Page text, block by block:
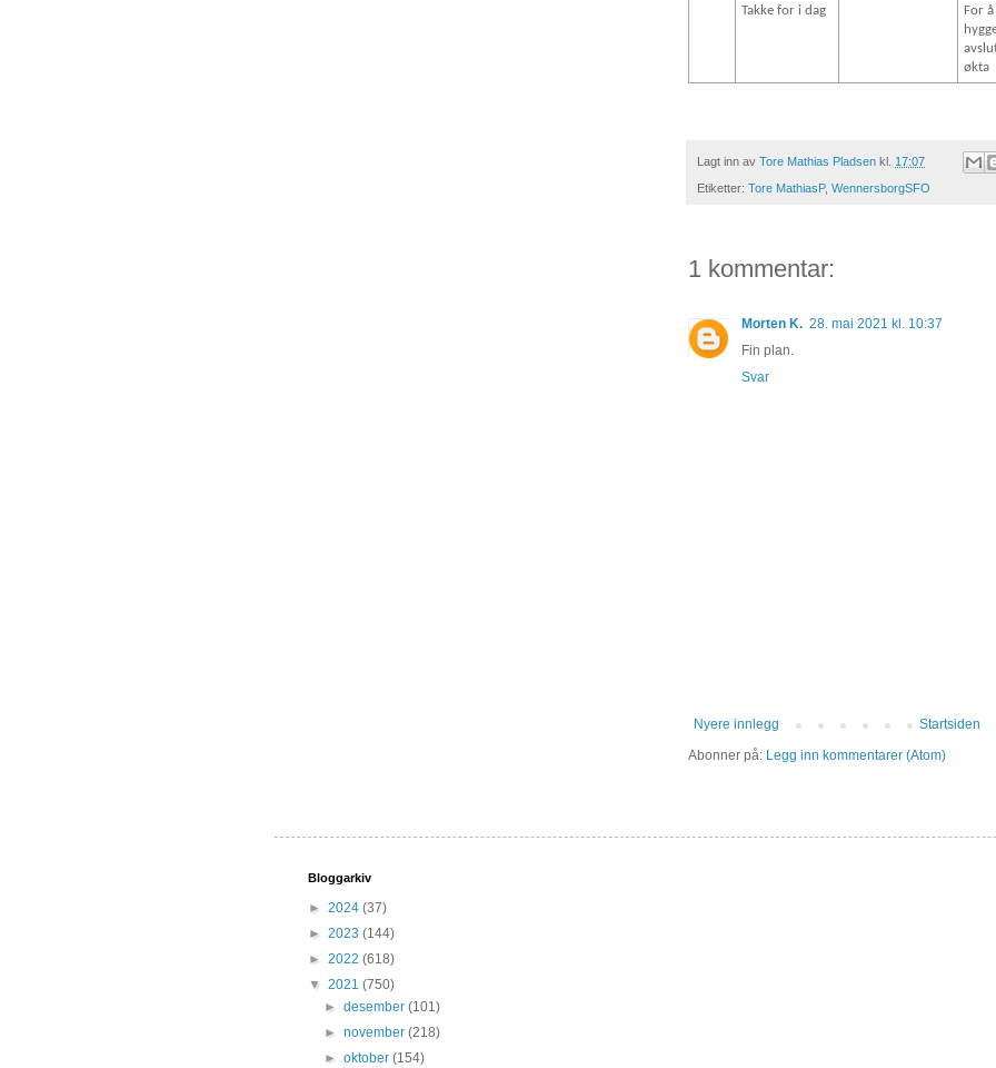
Takke for i dag
For
økta
Lagt inn av Tore Mathias Pladsen kl. 17:07
Etiketter: Tore MathiasP, WennersborgSFO
1 kommentar:
Morten K. 28. mai 2021 kl. 10:37
Fin plan.
Svar
Nyere innlegg
Startsiden
Abonner på: Legg inn kommentarer (Atom)
Bloggarkiv
► 2024 (37)
► 2023 (144)
► 2022 (618)
▼ 2021 (750)
►desember(101)
►november(218)
►oktober(154)